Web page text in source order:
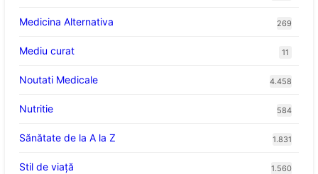
Medicina Alternativa 269
Mediu curat 11
Noutati Medicale 4.458
Nutritie 584
Sănătate de la A la Z 1.831
Stil de viaţă 1.560